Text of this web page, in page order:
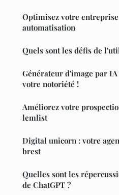
Optimisez votre entreprise
automatisation
Quels sont les défis de
Générateur d'image par
votre notoriété !
Améliorez votre
lemlist
Digital unicorn : votre
brest
Quelles sont les
de ChatGPT ?